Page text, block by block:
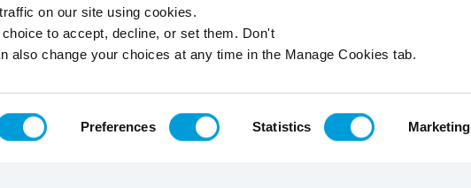
on our site using cookies.
to accept, decline, or set them. Don't
also change your choices at any time in the Manage Cookies tab.
Preferences Statistics Marketing